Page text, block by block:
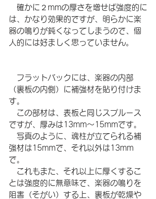
確かに２mmの厚さを増せば強度的に
は、かなり効果的ですが、明らかに楽
器の鳴りが鈍くなってしまうので、個
人的には好ましく思っていません。
フラットバックには、楽器の内部
（裏板の内側）に補強材を貼り付けま
す。
この部材は、表板と同じスプルース
ですが、厚みは13mm〜15mmです。
写真のように、魂柱が立てられる補
強材は15mmで、それ以外は13mm
で。
これもまた、それ以上に厚くするこ
とは強度的に無意味で、楽器の鳴りを
阻害（そがい）する上、裏板が乾燥や